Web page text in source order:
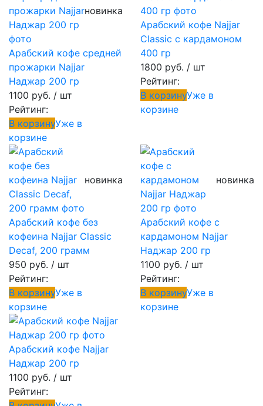
новинка
Арабский кофе средней
прожарки Najjar
Наджар 200 гр
1100 руб. / шт
Рейтинг:
В корзинуУже в
корзине
Арабский кофе Najjar
Classic с кардамоном
400 гр
1800 руб. / шт
Рейтинг:
В корзинуУже в
корзине
новинка
Арабский кофе без
кофеина Najjar Classic
Decaf, 200 грамм
950 руб. / шт
Рейтинг:
В корзинуУже в
корзине
новинка
Арабский кофе с
кардамоном Najjar
Наджар 200 гр
1100 руб. / шт
Рейтинг:
В корзинуУже в
корзине
Арабский кофе Najjar
Наджар 200 гр
1100 руб. / шт
Рейтинг: